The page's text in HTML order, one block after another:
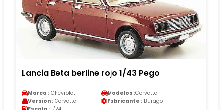
Lancia Beta berline rojo 1/43 Pego
Marca : Chevrolet Modelos :Corvette
Version : Corvette Fabricante : Burago